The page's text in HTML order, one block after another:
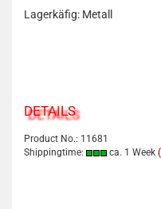
Lagerkäfig: Metall
DETAILS
Product No.: 11681
Shippingtime:
ca. 1 Week